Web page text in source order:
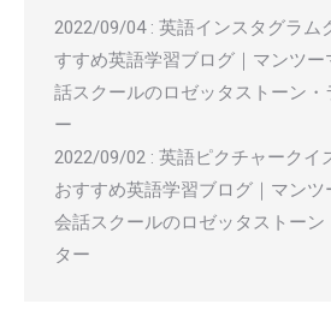
2022/09/04: 英語インスタグラム
すすめ英語学習ブログ｜マンツー
話スクールのロゼッタストーン・
ー
2022/09/02 : 英語ピクチャークイ
おすすめ英語学習ブログ｜マン
会話スクールのロゼッタストーン
ター